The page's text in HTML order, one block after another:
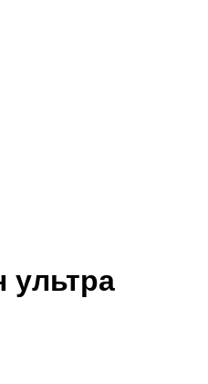
ультра